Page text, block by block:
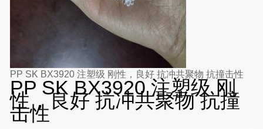
PP SK BX3920 注塑级 刚性，良好 抗冲共聚物 抗撞击性
PP SK BX3920 注塑级 刚
性，良好 抗冲共聚物 抗撞
击性